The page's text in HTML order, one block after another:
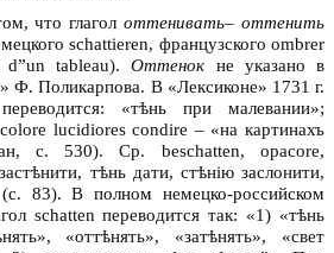
что глаголоттенивать– оттенить
schattieren, французского ombrer
d”un tableau).Оттенок не указано в
Ф. Поликарпова. В «Лексиконе» 1731 г.
«тѣнь при малевании»;
lucidiores condire – «на картинахъ
с. 530). Ср. beschatten, opacore,
тѣнь дати, стѣнiю заслонити,
83). В полном немецко-российском
schatten переводится так: «1) «тѣнь
«оттѣнять», «затѣнять», «свет